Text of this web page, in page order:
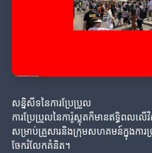
សន្និសីទនៃការប្រែប្រួល
ការប្រែប្រួលនៃការ៉ូស្លុតក៏មានឥទ្ធិពលល
សម្រាប់គ្រួសារនិងក្រុមសហគមន៍ក្នុងកា
ចែករំលែកគំនិត។